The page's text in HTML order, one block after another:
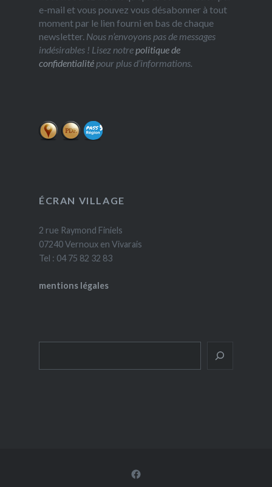
e-mail et vous pouvez vous désabonner à tout
moment par le lien fourni en bas de chaque
newsletter. Nous n’envoyons pas de messages
indésirables ! Lisez notre politique de
confidentialitépour plus d’informations.
ÉCRAN VILLAGE
2 rue Raymond Finiels
07240 Vernoux en Vivarais
Tel : 04 75 82 32 83
mentions légales
Facebook